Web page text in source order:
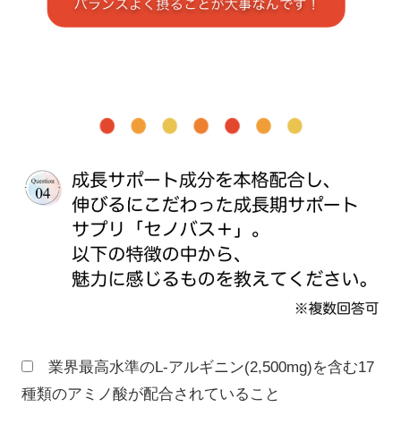
業界最高水準のL-アルギニン(2,500mg)を含む17
種類のアミノ酸が配合されていること